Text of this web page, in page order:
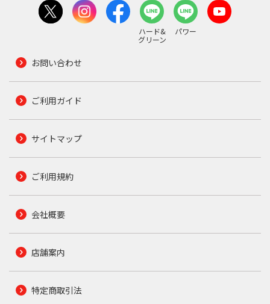
ハード&
グリーン
パワー
お問い合わせ
ご利用ガイド
サイトマップ
ご利用規約
会社概要
店舗案内
特定商取引法